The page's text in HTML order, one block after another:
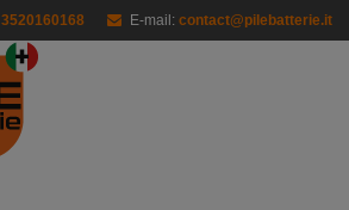
3520160168 E-mail: contact@pilebatterie.it